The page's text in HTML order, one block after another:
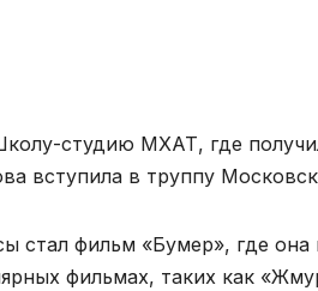
студию МХАТ, где
вступила в труппу
стал фильм «Бумер», где
фильмах, таких как